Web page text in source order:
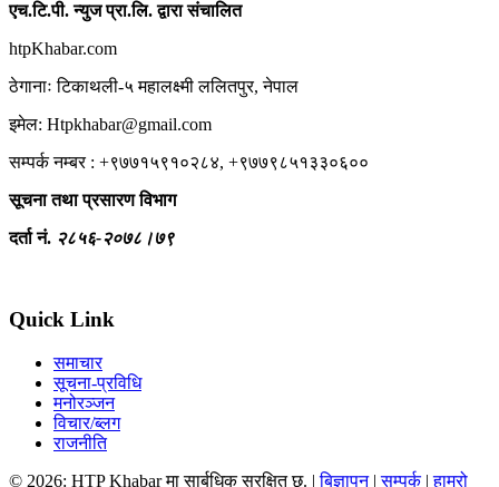
एच.टि.पी. न्युज प्रा.लि. द्वारा संचालित
htpKhabar.com
ठेगानाः टिकाथली-५ महालक्ष्मी ललितपुर, नेपाल
इमेल: Htpkhabar@gmail.com
सम्पर्क नम्बर : +९७७१५९१०२८४, +९७७९८५१३३०६००
सूचना तथा प्रसारण विभाग
दर्ता नं. २८५६-२०७८।७९
Quick Link
समाचार
सूचना-प्रविधि
मनोरञ्जन
विचार/ब्लग
राजनीति
© 2026: HTP Khabar मा सार्बधिक सुरक्षित छ. |बिज्ञापन|सम्पर्क |हाम्रो